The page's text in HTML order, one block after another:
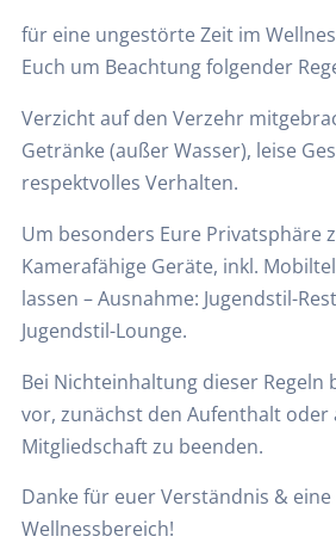
für eine ungestörte Zeit im
Euch um Beachtung folgender
Verzicht auf den Verzehr
Getränke (außer Wasser), leise
respektvolles Verhalten.
Um besonders Eure Privatsphäre
Kamerafähige Geräte, inkl.
lassen – Ausnahme: Jugendstil-
Jugendstil-Lounge.
Bei Nichteinhaltung dieser Regeln
vor, zunächst den Aufenthalt oder
Mitgliedschaft zu beenden.
Danke für euer Verständnis &
Wellnessbereich!